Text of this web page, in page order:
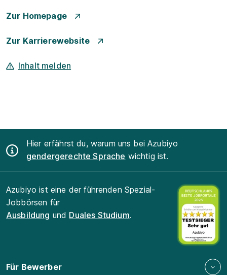
Zur Homepage
Zur Karrierewebsite
Inhalt melden
Hier erfährst du, warum uns bei Azubiyo
gendergerechte Sprache wichtig ist.
Azubiyo ist eine der führenden Spezial-
Jobbörsen für
Ausbildung und Duales Studium.
Für Bewerber